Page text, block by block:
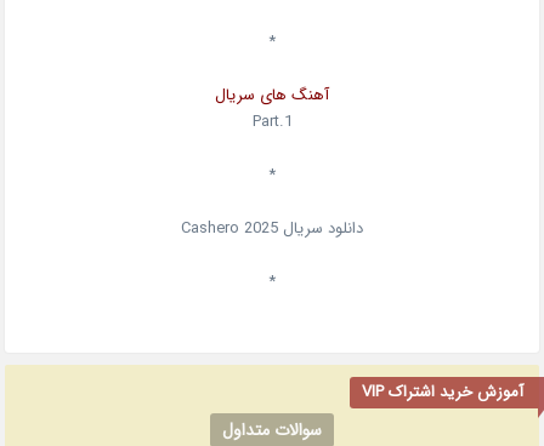
*
آهنگ های سریال
Part.1
*
دانلود سریال Cashero 2025
*
آموزش خرید اشتراک VIP
سوالات متداول